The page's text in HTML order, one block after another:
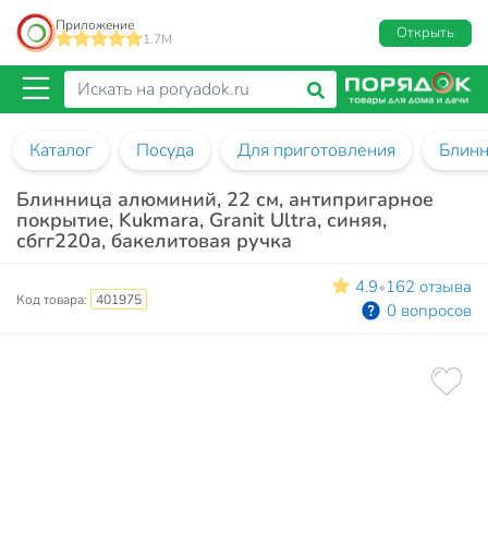
Приложение
1.7M
Открыть
Каталог Посуда Для приготовления
Блинница алюминий, 22 см, антипригарное
покрытие, Kukmara, Granit Ultra, синяя,
сбгг220а, бакелитовая ручка
Код товара: 401975
4.9•162 отзыва
0 вопросов